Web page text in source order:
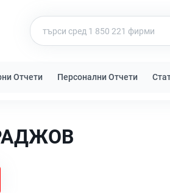
Отчети Персонални Отчети